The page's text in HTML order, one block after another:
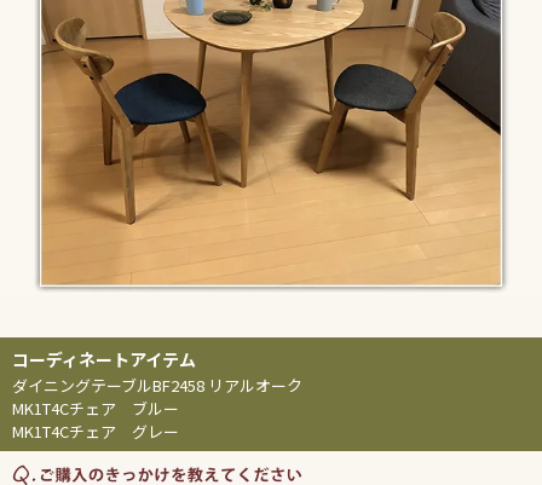
ダイニングテーブルBF2458 リアルオーク
MK1T4Cチェア ブルー
MK1T4Cチェア グレー